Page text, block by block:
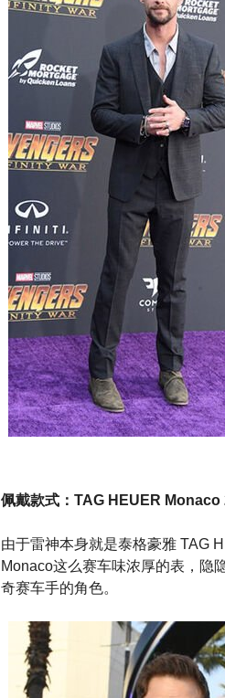
佩戴款式：TAG HEUER Monaco
由于雷神本身就是泰格豪雅 TAG
Monaco这么赛车味浓厚的表，隐
奇赛车手的角色。